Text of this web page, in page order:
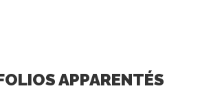
APPARENTÉS